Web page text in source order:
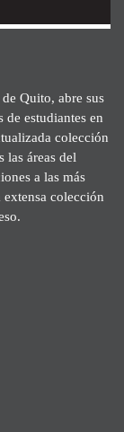
Quito, abre sus
estudiantes en
colección
las áreas del
a las más
colección